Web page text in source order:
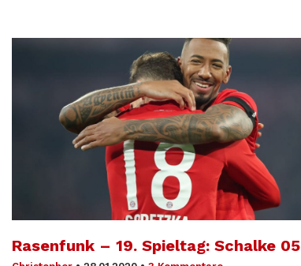
Rasenfunk – 19. Spieltag: Schalke 05